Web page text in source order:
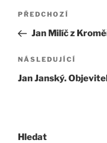
Navigace
příspěvek
Předchozí
příspěvek
PŘEDCHOZÍ
Jan Milíč z
Následující
příspěvek
NÁSLEDUJÍCÍ
Jan Janský.
Hledat